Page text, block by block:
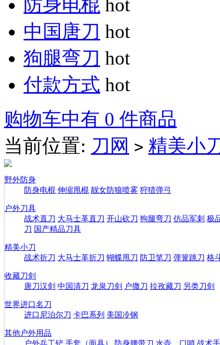
防身电棍 hot
中国唐刀 hot
狗腿弯刀 hot
付款方式 hot
购物车中有 0 件商品
当前位置: 刀网 > 精美小
野外防身
防身电棍 伸缩甩棍 靓女防狼喷雾 狩猎弹弓
户外刀具
战术直刀 大马士革直刀 开山砍刀 狗腿弯刀 仿品军刺 极
刀 国产精品刀具
精美小刀
战术折刀 大马士革折刀 蝴蝶甩刀 防卫笔刀 弹簧跳刀 格
收藏刀剑
唐刀汉剑 中国清刀 龙泉刀剑 户撒刀 拉孜藏刀 另类刀剑
世界进口名刀
进口尼泊尔刀 卡巴系列 美国冷钢
其他户外用品
户外兵工铲 手套（面具） 防身腰带刀 水壶、口哨 战术